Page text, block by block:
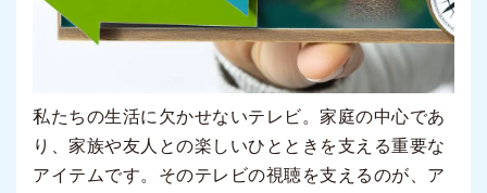
私たちの生活に欠かせないテレビ。家庭の中心であ
り、家族や友人との楽しいひとときを支える重要な
アイテムです。そのテレビの視聴を支えるのが、ア